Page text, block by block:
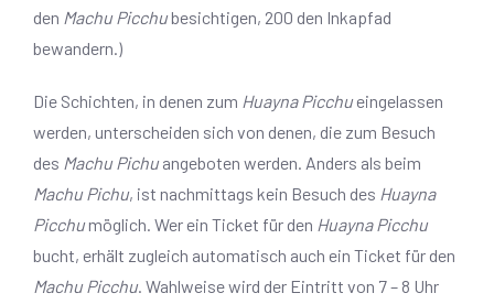
den Machu Picchubesichtigen, 200 den Inkapfad
bewandern.)
Die Schichten, in denen zum Huayna Picchueingelassen
werden, unterscheiden sich von denen, die zum Besuch
des Machu Pichuangeboten werden. Anders als beim
Machu Pichu, ist nachmittags kein Besuch des Huayna
Picchumöglich. Wer ein Ticket für den Huayna Picchu
bucht, erhält zugleich automatisch auch ein Ticket für den
Machu Picchu. Wahlweise wird der Eintritt von 7 – 8 Uhr